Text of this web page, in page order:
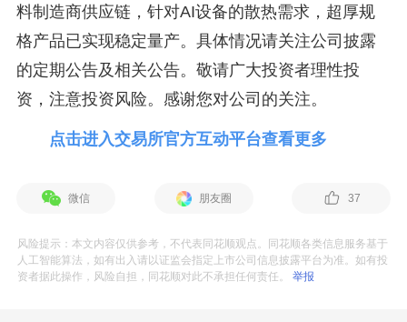
料制造商供应链，针对AI设备的散热需求，超厚规
格产品已实现稳定量产。具体情况请关注公司披露
的定期公告及相关公告。敬请广大投资者理性投
资，注意投资风险。感谢您对公司的关注。
点击进入交易所官方互动平台查看更多
微信 朋友圈 37
风险提示：本文内容仅供参考，不代表同花顺观点。同花顺各类信息服务基于
人工智能算法，如有出入请以证监会指定上市公司信息披露平台为准。如有投
资者据此操作，风险自担，同花顺对此不承担任何责任。举报